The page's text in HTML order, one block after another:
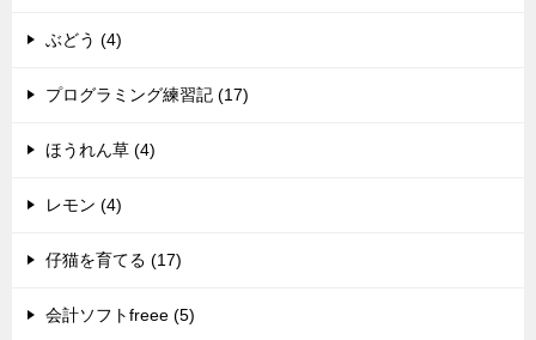
ぶどう (4)
プログラミング練習記 (17)
ほうれん草 (4)
レモン (4)
仔猫を育てる (17)
会計ソフトfreee (5)